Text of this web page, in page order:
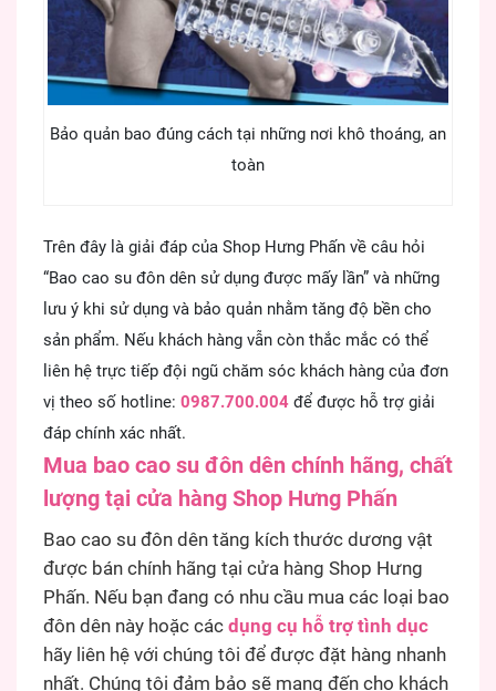
Bảo quản bao đúng cách tại những nơi khô thoáng, an
toàn
Trên đây là giải đáp của Shop Hưng Phấn về câu hỏi
“Bao cao su đôn dên sử dụng được mấy lần” và những
lưu ý khi sử dụng và bảo quản nhằm tăng độ bền cho
sản phẩm. Nếu khách hàng vẫn còn thắc mắc có thể
liên hệ trực tiếp đội ngũ chăm sóc khách hàng của đơn
vị theo số hotline: 0987.700.004 để được hỗ trợ giải
đáp chính xác nhất.
Mua bao cao su đôn dên chính hãng, chất
lượng tại cửa hàng Shop Hưng Phấn
Bao cao su đôn dên tăng kích thước dương vật
được bán chính hãng tại cửa hàng Shop Hưng
Phấn. Nếu bạn đang có nhu cầu mua các loại bao
đôn dên này hoặc các dụng cụ hỗ trợ tình dục
hãy liên hệ với chúng tôi để được đặt hàng nhanh
nhất. Chúng tôi đảm bảo sẽ mang đến cho khách